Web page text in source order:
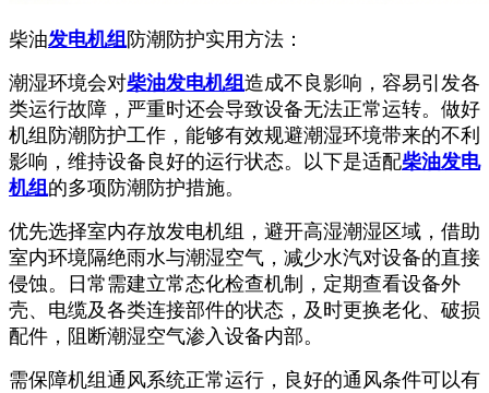
柴油发电机组 防潮防护实用方法：
潮湿环境会对柴油发电机组 造成不良影响，容易引发各
类运行故障，严重时还会导致设备无法正常运转。做好
机组防潮防护工作，能够有效规避潮湿环境带来的不利
影响，维持设备良好的运行状态。以下是适配柴油发电
机组 的多项防潮防护措施。
优先选择室内存放发电机组，避开高湿潮湿区域，借助
室内环境隔绝雨水与潮湿空气，减少水汽对设备的直接
侵蚀。日常需建立常态化检查机制，定期查看设备外
壳、电缆及各类连接部件的状态，及时更换老化、破损
配件，阻断潮湿空气渗入设备内部。
需保障机组通风系统正常运行，良好的通风条件可以有